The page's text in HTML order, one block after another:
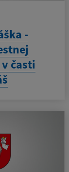
-
časti